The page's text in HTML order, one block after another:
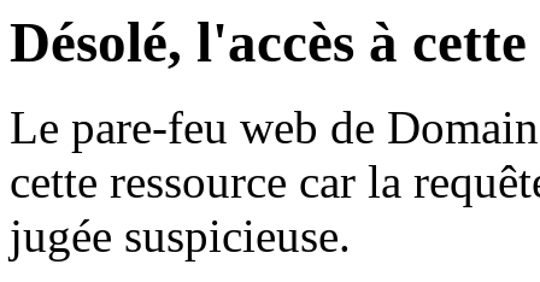
Désolé, l'accès à
Le pare-feu web de
cette ressource car la
jugée suspicieuse.